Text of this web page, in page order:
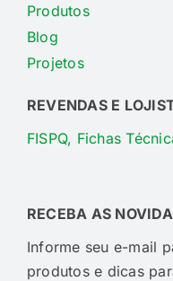
Produtos
Blog
Projetos
REVENDAS E
FISPQ, Fichas
RECEBA AS
Informe seu e-mail
produtos e dicas